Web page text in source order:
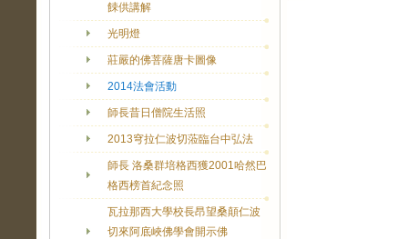
餗供講解
光明燈
莊嚴的佛菩薩唐卡圖像
2014法會活動
師長昔日僧院生活照
2013穹拉仁波切蒞臨台中弘法
師長 洛桑群培格西獲2001哈然巴
格西榜首紀念照
瓦拉那西大學校長昂望桑顛仁波
切來阿底峽佛學會開示佛